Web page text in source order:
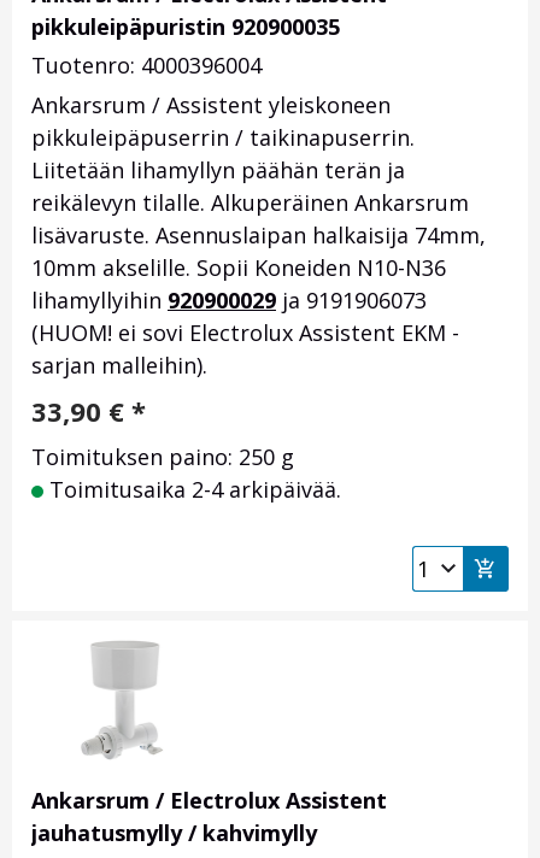
pikkuleipäpuristin 920900035
Tuotenro: 4000396004
Ankarsrum / Assistent yleiskoneen
pikkuleipäpuserrin / taikinapuserrin.
Liitetään lihamyllyn päähän terän ja
reikälevyn tilalle. Alkuperäinen Ankarsrum
lisävaruste. Asennuslaipan halkaisija 74mm,
10mm akselille. Sopii Koneiden N10-N36
lihamyllyihin 920900029 ja 9191906073
(HUOM! ei sovi Electrolux Assistent EKM -
sarjan malleihin).
33,90 € *
Toimituksen paino: 250 g
Toimitusaika 2-4 arkipäivää.
Ankarsrum / Electrolux Assistent
jauhatusmylly / kahvimylly